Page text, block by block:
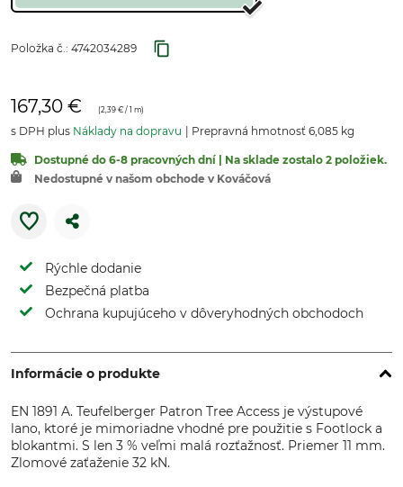
Položka č.: 4742034289
167,30 € (2,39 € / 1 m)
s DPH plus Náklady na dopravu Prepravná hmotnosť 6,085 kg
Dostupné do 6-8 pracovných dní | Na sklade zostalo 2 položiek.
Nedostupné v našom obchode v Kováčová
Rýchle dodanie
Bezpečná platba
Ochrana kupujúceho v dôveryhodných obchodoch
Informácie o produkte
EN 1891 A. Teufelberger Patron Tree Access je výstupové
lano, ktoré je mimoriadne vhodné pre použitie s Footlock a
blokantmi. S len 3 % veľmi malá rozťažnosť. Priemer 11 mm.
Zlomové zaťaženie 32 kN.